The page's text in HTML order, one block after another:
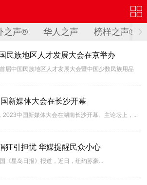
之声® 华人之声 榜样之声®
民族地区人才发展大会在京举办
届中国民族地区人才发展大会暨中国少数民族用品
新媒体大会在长沙开幕
2023中国新媒体大会在湖南长沙开幕。主论坛上，...
狂引担忧 华媒提醒民众小心
《星岛日报》报道，近日，纽约苏豪...